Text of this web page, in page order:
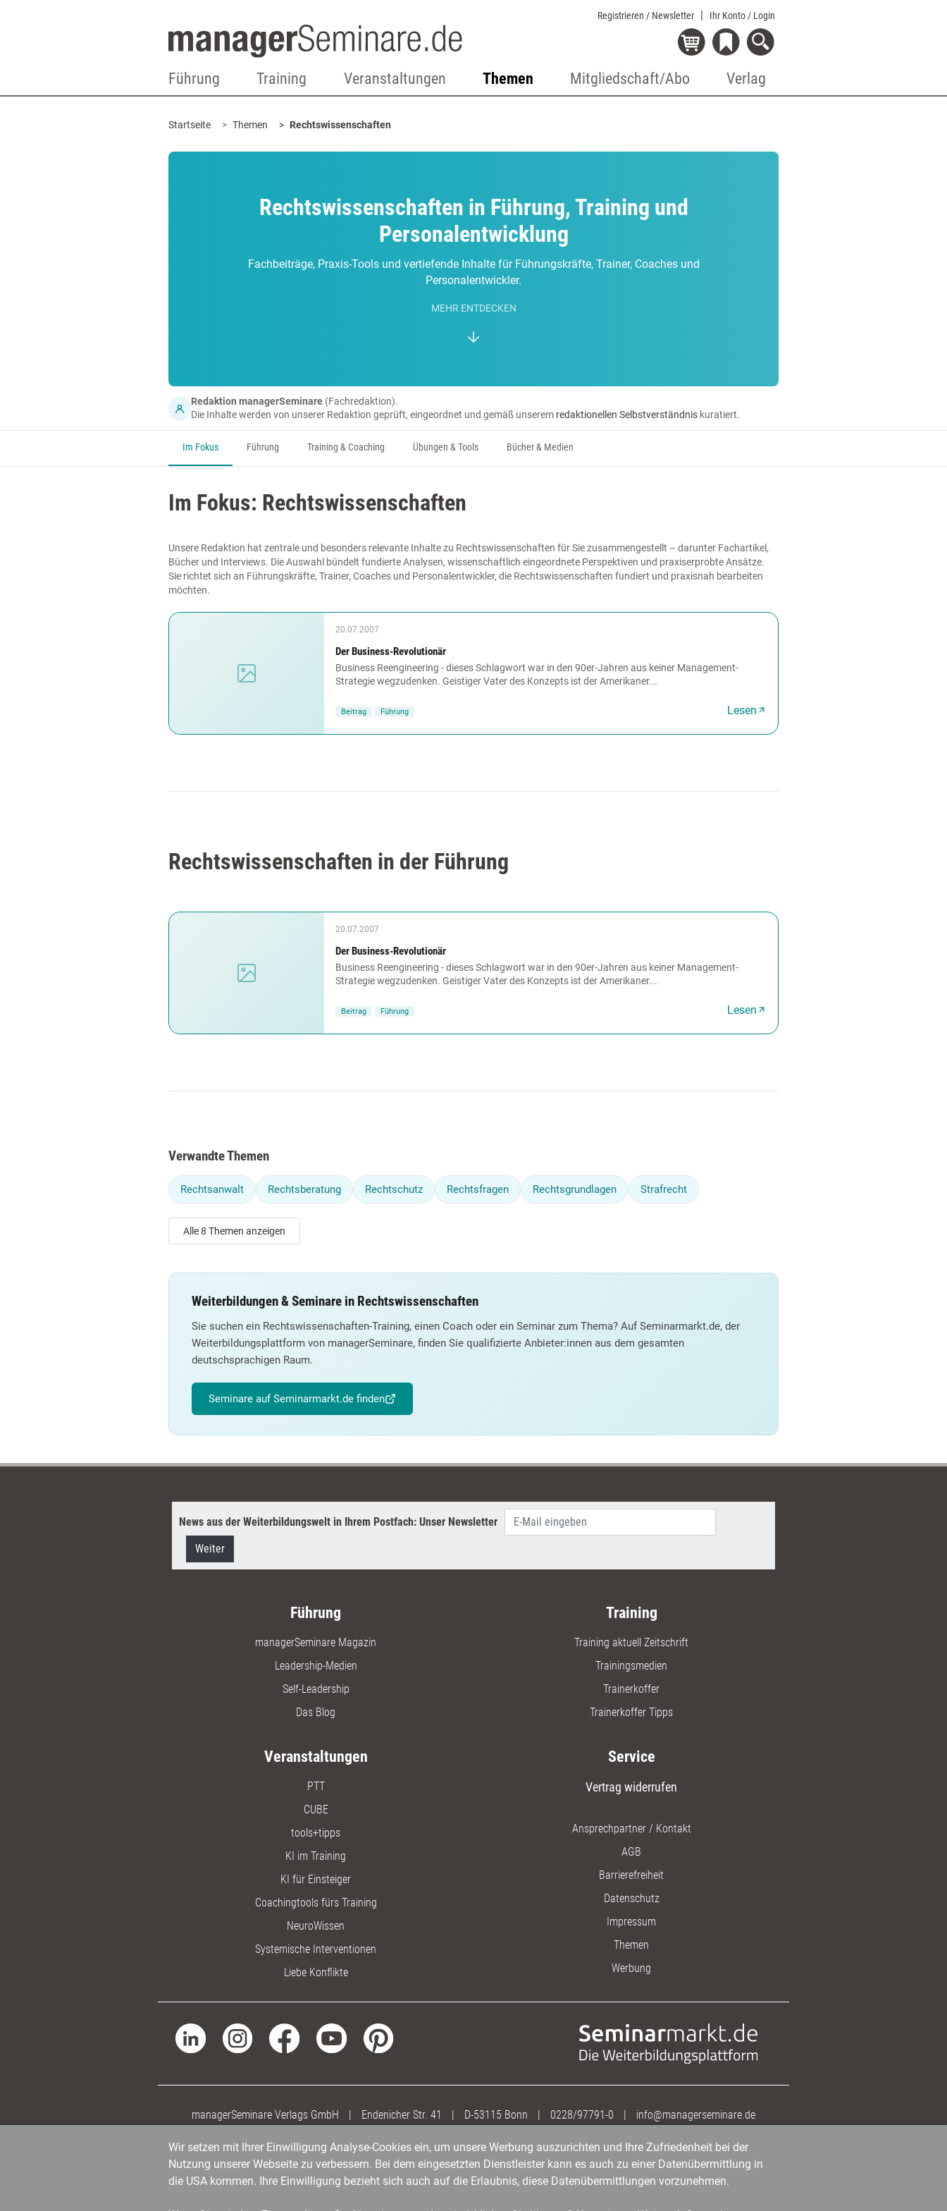
Registrieren / Newsletter Ihr Konto / Login
Führung Training Veranstaltungen Themen Mitgliedschaft/Abo Verlag
Startseite Themen Rechtswissenschaften
Rechtswissenschaften in Führung, Training und
Personalentwicklung
Fachbeiträge, Praxis-Tools und vertiefende Inhalte für Führungskräfte, Trainer, Coaches und
Personalentwickler.
MEHR ENTDECKEN
Redaktion managerSeminare (Fachredaktion).
Die Inhalte werden von unserer Redaktion geprüft, eingeordnet und gemäß unserem redaktionellen Selbstverständnis kuratiert.
Im Fokus Führung Training & Coaching Übungen & Tools Bücher & Medien
Im Fokus: Rechtswissenschaften
Unsere Redaktion hat zentrale und besonders relevante Inhalte zu Rechtswissenschaften für Sie zusammengestellt – darunter Fachartikel,
Bücher und Interviews. Die Auswahl bündelt fundierte Analysen, wissenschaftlich eingeordnete Perspektiven und praxiserprobte Ansätze.
Sie richtet sich an Führungskräfte, Trainer, Coaches und Personalentwickler, die Rechtswissenschaften fundiert und praxisnah bearbeiten
möchten.
20.07.2007
Der Business-Revolutionär
Business Reengineering - dieses Schlagwort war in den 90er-Jahren aus keiner Management-
Strategie wegzudenken. Geistiger Vater des Konzepts ist der Amerikaner...
Beitrag Führung Lesen
Rechtswissenschaften in der Führung
20.07.2007
Der Business-Revolutionär
Business Reengineering - dieses Schlagwort war in den 90er-Jahren aus keiner Management-
Strategie wegzudenken. Geistiger Vater des Konzepts ist der Amerikaner...
Beitrag Führung Lesen
Verwandte Themen
Rechtsanwalt Rechtsberatung Rechtschutz Rechtsfragen Rechtsgrundlagen Strafrecht
Alle 8 Themen anzeigen
Weiterbildungen & Seminare in Rechtswissenschaften
Sie suchen ein Rechtswissenschaften-Training, einen Coach oder ein Seminar zum Thema? Auf Seminarmarkt.de, der
Weiterbildungsplattform von managerSeminare, finden Sie qualifizierte Anbieter:innen aus dem gesamten
deutschsprachigen Raum.
Seminare auf Seminarmarkt.de finden
News aus der Weiterbildungswelt in Ihrem Postfach: Unser Newsletter
Weiter
Führung
managerSeminare Magazin
Leadership-Medien
Self-Leadership
Das Blog
Training
Training aktuell Zeitschrift
Trainingsmedien
Trainerkoffer
Trainerkoffer Tipps
Veranstaltungen
PTT
CUBE
tools+tipps
KI im Training
KI für Einsteiger
Coachingtools fürs Training
NeuroWissen
Systemische Interventionen
Liebe Konflikte
Service
Vertrag widerrufen
Ansprechpartner / Kontakt
AGB
Barrierefreiheit
Datenschutz
Impressum
Themen
Werbung
managerSeminare Verlags GmbH Endenicher Str. 41 D-53115 Bonn 0228/97791-0 info@managerseminare.de
Wir setzen mit Ihrer Einwilligung Analyse-Cookies ein, um unsere Werbung auszurichten und Ihre Zufriedenheit bei der
Nutzung unserer Webseite zu verbessern. Bei dem eingesetzten Dienstleister kann es auch zu einer Datenübermittlung in
die USA kommen. Ihre Einwilligung bezieht sich auch auf die Erlaubnis, diese Datenübermittlungen vorzunehmen.